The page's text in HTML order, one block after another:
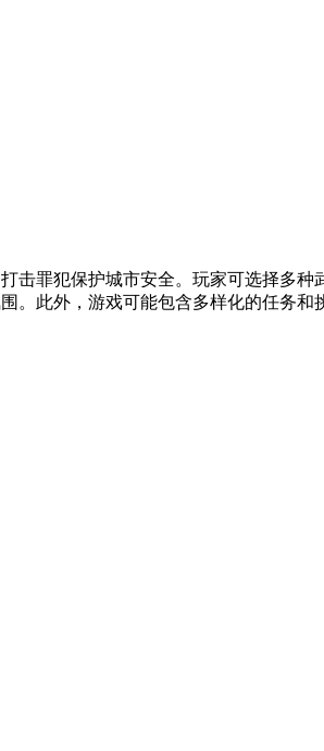
罪犯保护城市安全。玩家可选择多
。此外，游戏可能包含多样化的任务和